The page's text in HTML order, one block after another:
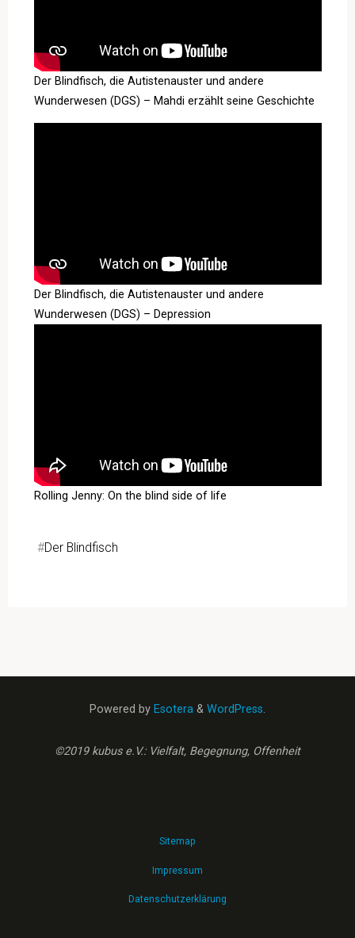
Der Blindfisch, die Autistenauster und andere
Wunderwesen (DGS) – Mahdi erzählt seine Geschichte
Der Blindfisch, die Autistenauster und andere
Wunderwesen (DGS) – Depression
Rolling Jenny: On the blind side of life
#Der Blindfisch
Powered by Esotera & WordPress.
©2019 kubus e.V.: Vielfalt, Begegnung, Offenheit
Sitemap
Impressum
Datenschutzerklärung